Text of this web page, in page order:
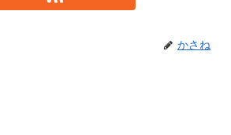
かさね